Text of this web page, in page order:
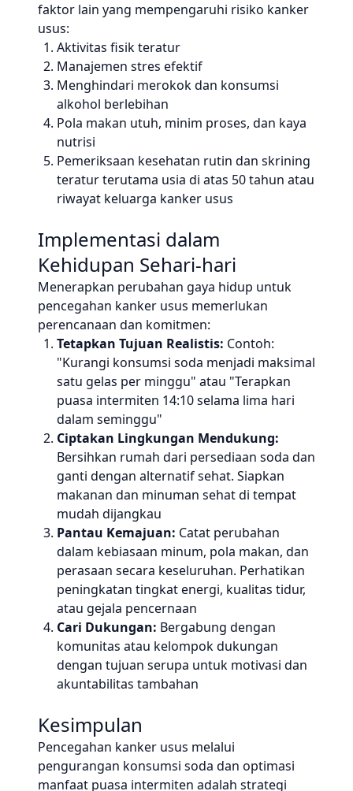
faktor lain yang mempengaruhi risiko kanker
usus:
Aktivitas fisik teratur
Manajemen stres efektif
Menghindari merokok dan konsumsi
alkohol berlebihan
Pola makan utuh, minim proses, dan kaya
nutrisi
Pemeriksaan kesehatan rutin dan skrining
teratur terutama usia di atas 50 tahun atau
riwayat keluarga kanker usus
Implementasi dalam
Kehidupan Sehari-hari
Menerapkan perubahan gaya hidup untuk
pencegahan kanker usus memerlukan
perencanaan dan komitmen:
Tetapkan Tujuan Realistis: Contoh:
"Kurangi konsumsi soda menjadi maksimal
satu gelas per minggu" atau "Terapkan
puasa intermiten 14:10 selama lima hari
dalam seminggu"
Ciptakan Lingkungan Mendukung:
Bersihkan rumah dari persediaan soda dan
ganti dengan alternatif sehat. Siapkan
makanan dan minuman sehat di tempat
mudah dijangkau
Pantau Kemajuan: Catat perubahan
dalam kebiasaan minum, pola makan, dan
perasaan secara keseluruhan. Perhatikan
peningkatan tingkat energi, kualitas tidur,
atau gejala pencernaan
Cari Dukungan: Bergabung dengan
komunitas atau kelompok dukungan
dengan tujuan serupa untuk motivasi dan
akuntabilitas tambahan
Kesimpulan
Pencegahan kanker usus melalui
pengurangan konsumsi soda dan optimasi
manfaat puasa intermiten adalah strategi